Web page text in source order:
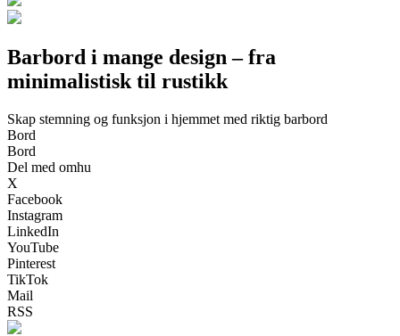
Barbord i mange design – fra
minimalistisk til rustikk
Skap stemning og funksjon i hjemmet med riktig barbord
Bord
Bord
Del med omhu
X
Facebook
Instagram
LinkedIn
YouTube
Pinterest
TikTok
Mail
RSS